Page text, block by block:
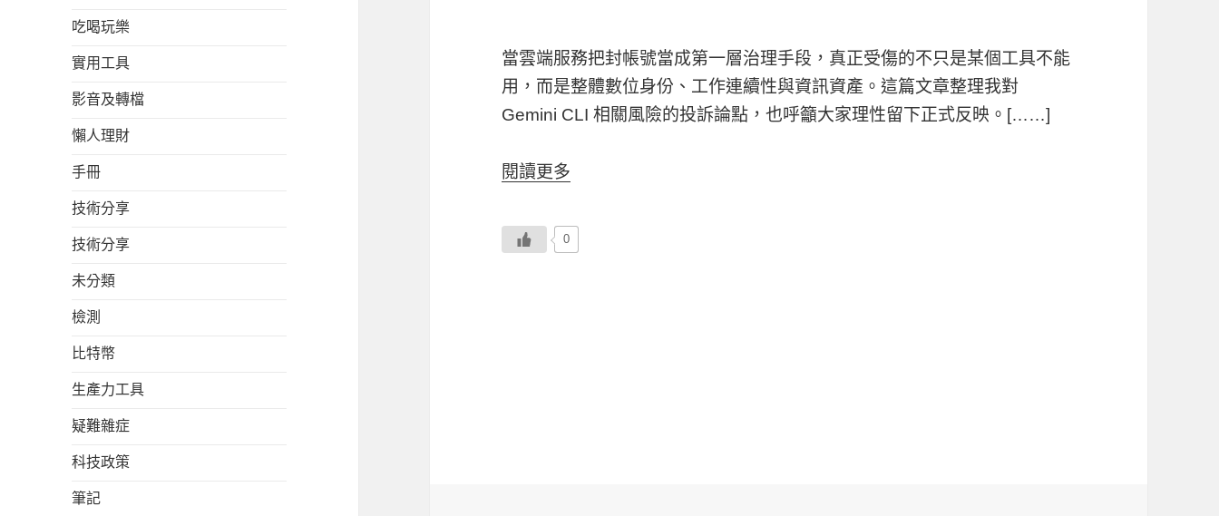
吃喝玩樂
實用工具
影音及轉檔
懶人理財
手冊
技術分享
技術分享
未分類
檢測
比特幣
生產力工具
疑難雜症
科技政策
筆記
當雲端服務把封帳號當成第一層治理手段，真正受傷的不只是某個工具不能
用，而是整體數位身份、工作連續性與資訊資產。這篇文章整理我對
Gemini CLI 相關風險的投訴論點，也呼籲大家理性留下正式反映。[……]
閱讀更多
0